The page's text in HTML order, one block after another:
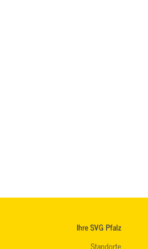
Ihre SVG Pfalz
Standorte